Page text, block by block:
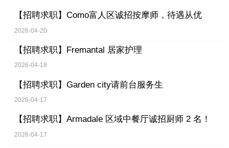
【招聘求职】 Como富人区诚招按摩师，待遇从优
2026-04-20
【招聘求职】 Fremantal 居家护理
2026-04-18
【招聘求职】 Garden city请前台服务生
2026-04-17
【招聘求职】 Armadale 区域中餐厅诚招厨师 2 名！
2026-04-17